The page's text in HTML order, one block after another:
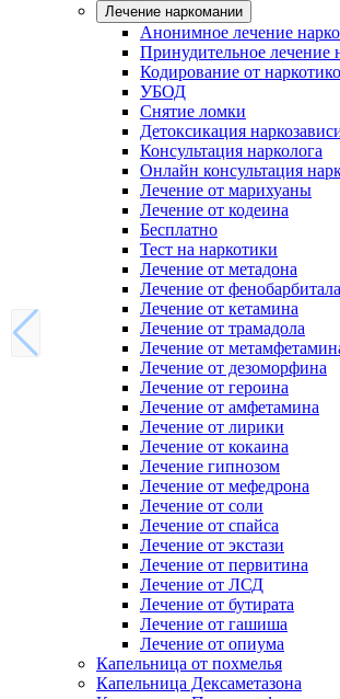
Лечение наркомании
Анонимное лечение
Принудительное лечение
Кодирование от
УБОД
Снятие ломки
Детоксикация
Консультация нарколога
Онлайн консультация
Лечение от марихуаны
Лечение от кодеина
Бесплатно
Тест на наркотики
Лечение от метадона
Лечение от фенобарбитала
Лечение от кетамина
Лечение от трамадола
Лечение от
Лечение от дезоморфина
Лечение от героина
Лечение от амфетамина
Лечение от лирики
Лечение от кокаина
Лечение гипнозом
Лечение от мефедрона
Лечение от соли
Лечение от спайса
Лечение от экстази
Лечение от первитина
Лечение от ЛСД
Лечение от бутирата
Лечение от гашиша
Лечение от опиума
Капельница от похмелья
Капельница Дексаметазона